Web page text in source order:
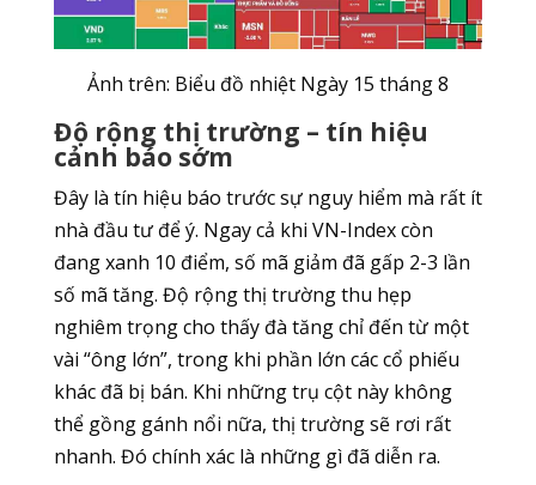
Ảnh trên: Biểu đồ nhiệt Ngày 15 tháng 8
Độ rộng thị trường – tín hiệu
cảnh báo sớm
Đây là tín hiệu báo trước sự nguy hiểm mà rất ít
nhà đầu tư để ý. Ngay cả khi VN-Index còn
đang xanh 10 điểm, số mã giảm đã gấp 2-3 lần
số mã tăng. Độ rộng thị trường thu hẹp
nghiêm trọng cho thấy đà tăng chỉ đến từ một
vài “ông lớn”, trong khi phần lớn các cổ phiếu
khác đã bị bán. Khi những trụ cột này không
thể gồng gánh nổi nữa, thị trường sẽ rơi rất
nhanh. Đó chính xác là những gì đã diễn ra.